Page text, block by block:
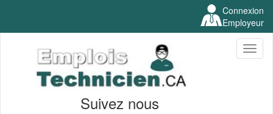
Connexion
Employeur
Suivez nous